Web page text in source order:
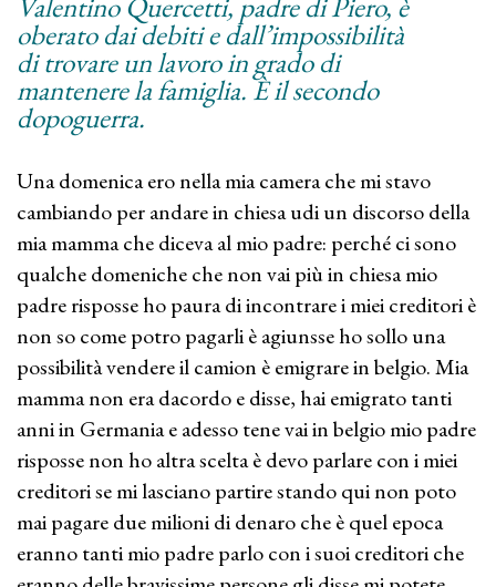
oberato dai debiti e dall’impossibilità
di trovare un lavoro in grado di
mantenere la famiglia. È il secondo
dopoguerra.
Una domenica ero nella mia camera che mi stavo
cambiando per andare in chiesa udi un discorso della
mia mamma che diceva al mio padre: perché ci sono
qualche domeniche che non vai più in chiesa mio
padre risposse ho paura di incontrare i miei creditori è
non so come potro pagarli è agiunsse ho sollo una
possibilità vendere il camion è emigrare in belgio. Mia
mamma non era dacordo e disse, hai emigrato tanti
anni in Germania e adesso tene vai in belgio mio padre
risposse non ho altra scelta è devo parlare con i miei
creditori se mi lasciano partire stando qui non poto
mai pagare due milioni di denaro che è quel epoca
eranno tanti mio padre parlo con i suoi creditori che